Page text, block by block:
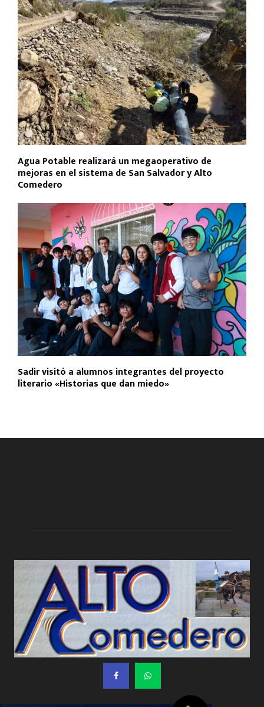
Agua Potable realizará un megaoperativo de
mejoras en el sistema de San Salvador y Alto
Comedero
Sadir visitó a alumnos integrantes del proyecto
literario «Historias que dan miedo»